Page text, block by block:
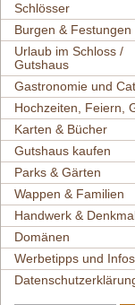
Schlösser
Burgen & Festungen
Urlaub im Schloss /
Gutshaus
Gastronomie und
Hochzeiten, Feiern,
Karten & Bücher
Gutshaus kaufen
Parks & Gärten
Wappen & Familien
Handwerk &
Domänen
Werbetipps und Infos